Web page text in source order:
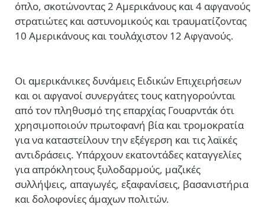
όπλο, σκοτώνοντας 2 Αμερικάνους και 4 αφγανούς
στρατιώτες και αστυνομικούς και τραυματίζοντας
10 Αμερικάνους και τουλάχιστον 12 Αφγανούς.
Οι αμερικάνικες δυνάμεις Ειδικών Επιχειρήσεων
και οι αφγανοί συνεργάτες τους κατηγορούνται
από τον πληθυσμό της επαρχίας Γουαρντάκ ότι
χρησιμοποιούν πρωτοφανή βία και τρομοκρατία
για να καταστείλουν την εξέγερση και τις λαϊκές
αντιδράσεις. Υπάρχουν εκατοντάδες καταγγελίες
για απρόκλητους ξυλοδαρμούς, μαζικές
συλλήψεις, απαγωγές, εξαφανίσεις, βασανιστήρια
και δολοφονίες άμαχων πολιτών.